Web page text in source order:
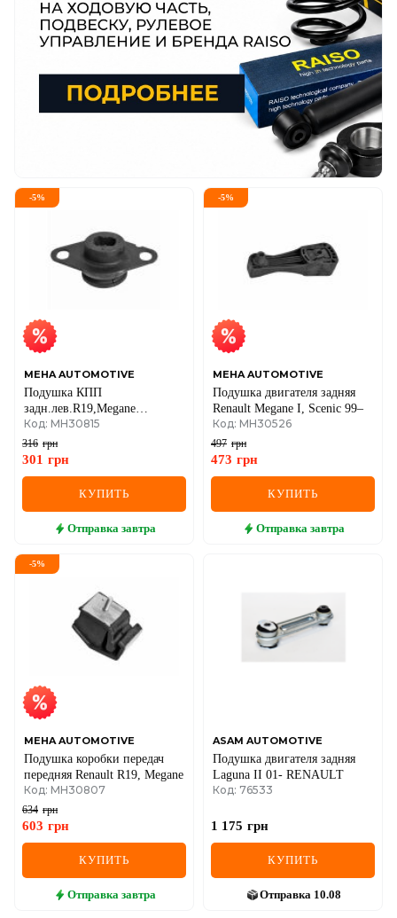
-5%
MEHA AUTOMOTIVE
Подушка КПП
задн.лев.R19,Megane
RENAULT I
Код: MH30815
316 грн
301 грн
КУПИТЬ
Отправка завтра
-5%
MEHA AUTOMOTIVE
Подушка двигателя задняя
Renault Megane I, Scenic 99–
Код: MH30526
497 грн
473 грн
КУПИТЬ
Отправка завтра
-5%
MEHA AUTOMOTIVE
Подушка коробки передач
передняя Renault R19, Megane
Код: MH30807
634 грн
603 грн
КУПИТЬ
Отправка завтра
ASAM AUTOMOTIVE
Подушка двигателя задняя
Laguna II 01- RENAULT
Код: 76533
1 175 грн
КУПИТЬ
Отправка 10.08